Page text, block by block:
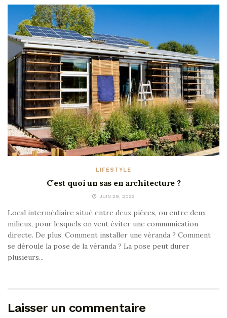
LIFESTYLE
C’est quoi un sas en architecture ?
JUIN 29, 2022
Local intermédiaire situé entre deux pièces, ou entre deux
milieux, pour lesquels on veut éviter une communication
directe. De plus, Comment installer une véranda ? Comment
se déroule la pose de la véranda ? La pose peut durer
plusieurs...
Laisser un commentaire